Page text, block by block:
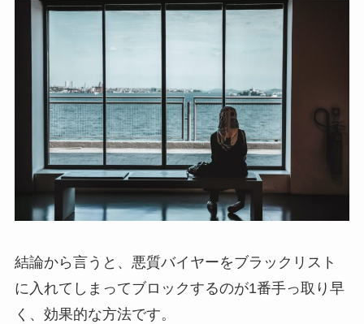
結論から言うと、悪質バイヤーをブラックリスト
に入れてしまってブロックするのが1番手っ取り早
く、効果的な方法です。